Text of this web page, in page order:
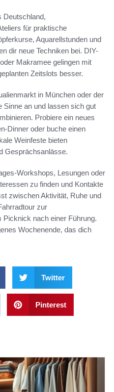
Deutschland,
für praktische
Aquarellstunden und
dir neue Techniken bei. DIY-
Makramee gelingen mit
Zeitslots besser.
in München oder der
Sinne an und lassen sich gut
Probiere ein neues
Dinner oder buche einen
Weinfeste bieten
Gesprächsanlässe.
Workshops, Lesungen oder
zu finden und Kontakte
zwischen Aktivität, Ruhe und
zur
Picknick nach einer Führung.
Wochenende, das dich
Twitter
Pinterest